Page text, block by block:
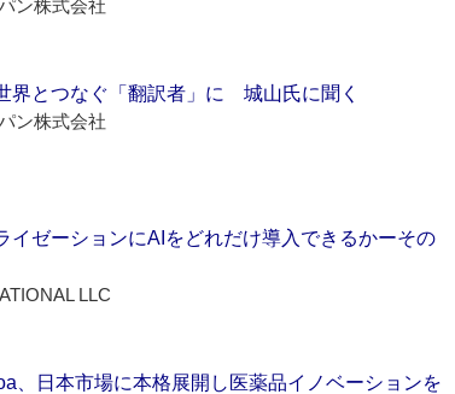
ン株式会社
界とつなぐ「翻訳者」に 城山氏に聞く
ン株式会社
イゼーションにAIをどれだけ導入できるかーその
LLC
、日本市場に本格展開し医薬品イノベーションを